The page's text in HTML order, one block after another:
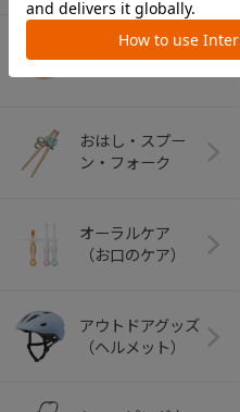
ベビー食器
おはし・スプー
ン・フォーク
オーラルケア
（お口のケア）
アウトドアグッズ
（ヘルメット）